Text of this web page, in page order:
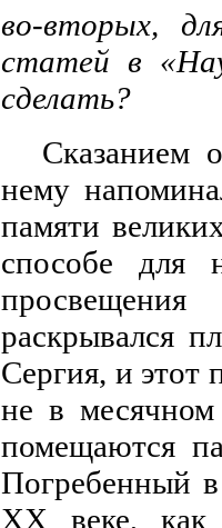
во-вторых,
статей в
сделать?
Сказанием
нему
памяти
способе для
раскрывался
Сергия, и этот
не в
помещаются
Погребенный
XX веке,